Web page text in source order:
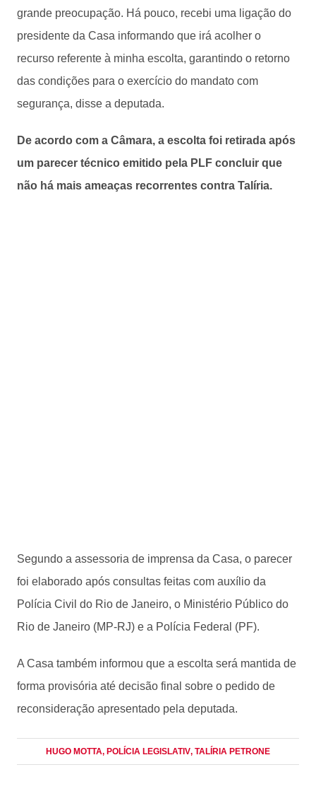
grande preocupação. Há pouco, recebi uma ligação do
presidente da Casa informando que irá acolher o
recurso referente à minha escolta, garantindo o retorno
das condições para o exercício do mandato com
segurança, disse a deputada.
De acordo com a Câmara, a escolta foi retirada após
um parecer técnico emitido pela PLF concluir que
não há mais ameaças recorrentes contra Talíria.
Segundo a assessoria de imprensa da Casa, o parecer
foi elaborado após consultas feitas com auxílio da
Polícia Civil do Rio de Janeiro, o Ministério Público do
Rio de Janeiro (MP-RJ) e a Polícia Federal (PF).
A Casa também informou que a escolta será mantida de
forma provisória até decisão final sobre o pedido de
reconsideração apresentado pela deputada.
HUGO MOTTA, POLÍCIA LEGISLATIV, TALÍRIA PETRONE